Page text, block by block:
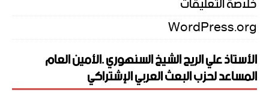
WordPress.org
الأستاذ علي الريح الشيخ السنهوري .الأمين العام
المساعد لحزب البعث العربي الإشتراكي